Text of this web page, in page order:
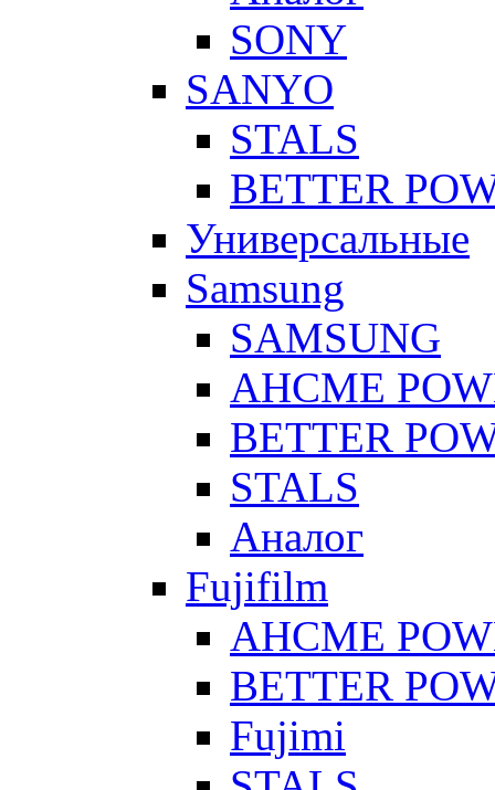
SONY
SANYO
STALS
BETTER
Универсальные
Samsung
SAMSUNG
AHCME
BETTER
STALS
Аналог
Fujifilm
AHCME
BETTER
Fujimi